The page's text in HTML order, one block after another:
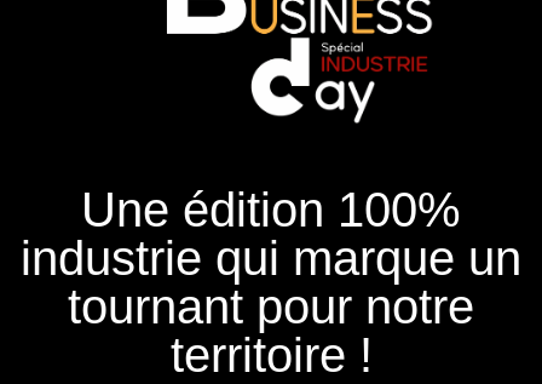
Une édition 100%
industrie qui marque un
tournant pour notre
territoire !